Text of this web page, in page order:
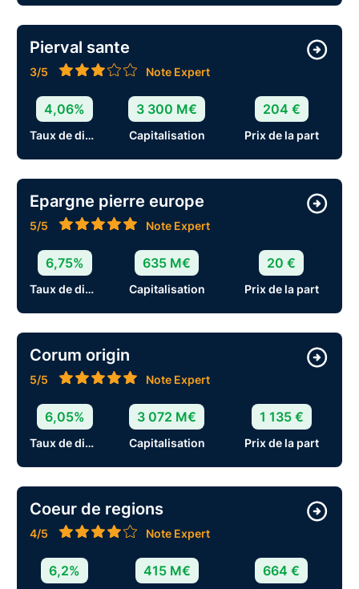
Pierval sante
3/5 Note Expert
4,06%
Taux de distribution
3 300 M€
Capitalisation
204 €
Prix de la part
Epargne pierre europe
5/5 Note Expert
6,75%
Taux de distribution
635 M€
Capitalisation
20 €
Prix de la part
Corum origin
5/5 Note Expert
6,05%
Taux de distribution
3 072 M€
Capitalisation
1 135 €
Prix de la part
Coeur de regions
4/5 Note Expert
6,2% 415 M€ 664 €